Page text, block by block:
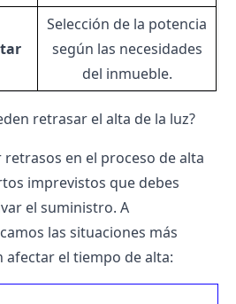
Selección de la potencia
según las necesidades
del inmueble.
retrasar el alta de la luz?
en el proceso de alta
imprevistos que debes
el suministro. A
las situaciones más
afectar el tiempo de alta: